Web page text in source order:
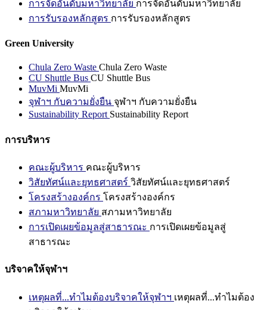
การจัดอันดับมหาวิทยาลัย การจัดอันดับมหาวิทยาลัย
การรับรองหลักสูตร การรับรองหลักสูตร
Green University
Chula Zero Waste Chula Zero Waste
CU Shuttle Bus CU Shuttle Bus
MuvMi MuvMi
จุฬาฯ กับความยั่งยืน จุฬาฯ กับความยั่งยืน
Sustainability Report Sustainability Report
การบริหาร
คณะผู้บริหาร คณะผู้บริหาร
วิสัยทัศน์และยุทธศาสตร์ วิสัยทัศน์และยุทธศาสตร์
โครงสร้างองค์กร โครงสร้างองค์กร
สภามหาวิทยาลัย สภามหาวิทยาลัย
การเปิดเผยข้อมูลสู่สาธารณะ การเปิดเผยข้อมูลสู่
สาธารณะ
บริจาคให้จุฬาฯ
เหตุผลที่...ทำไมต้องบริจาคให้จุฬาฯ เหตุผลที่...ทำไมต้อง